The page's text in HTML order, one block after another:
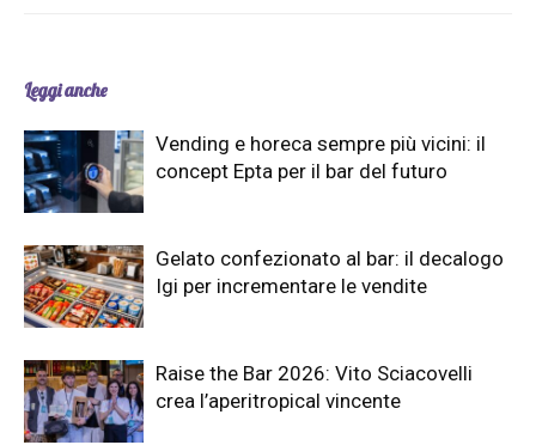
Leggi anche
Vending e horeca sempre più vicini: il
concept Epta per il bar del futuro
Gelato confezionato al bar: il decalogo
Igi per incrementare le vendite
Raise the Bar 2026: Vito Sciacovelli
crea l’aperitropical vincente